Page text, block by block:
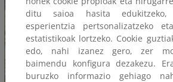
ditu saioa hasita edukitzeko,
esperientzia pertsonalizatzeko
estatistikoak lortzeko. Cookie
edo, nahi izanez gero, zer
baimendu konfigura dezakezu.
buruzko informazio gehiago